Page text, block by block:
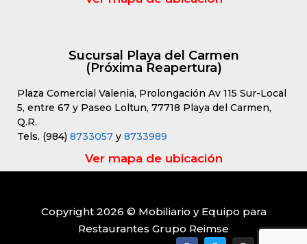
Sucursal Playa del Carmen
(Próxima Reapertura)
Plaza Comercial Valenia, Prolongación Av 115 Sur-Local
5, entre 67 y Paseo Loltun, 77718 Playa del Carmen,
Q.R.
Tels. (984) 8733057 y 8733989
Ver mapa de ubicación
Copyright 2026 © Mobiliario y Equipo para
Restaurantes Grupo Reimse